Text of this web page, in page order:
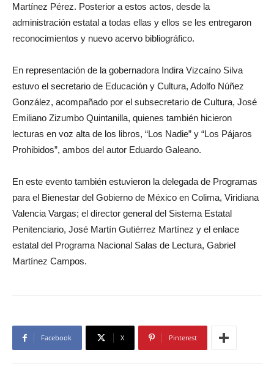
Martínez Pérez. Posterior a estos actos, desde la
administración estatal a todas ellas y ellos se les entregaron
reconocimientos y nuevo acervo bibliográfico.
En representación de la gobernadora Indira Vizcaíno Silva
estuvo el secretario de Educación y Cultura, Adolfo Núñez
González, acompañado por el subsecretario de Cultura, José
Emiliano Zizumbo Quintanilla, quienes también hicieron
lecturas en voz alta de los libros, “Los Nadie” y “Los Pájaros
Prohibidos”, ambos del autor Eduardo Galeano.
En este evento también estuvieron la delegada de Programas
para el Bienestar del Gobierno de México en Colima, Viridiana
Valencia Vargas; el director general del Sistema Estatal
Penitenciario, José Martín Gutiérrez Martínez y el enlace
estatal del Programa Nacional Salas de Lectura, Gabriel
Martínez Campos.
Facebook X Pinterest